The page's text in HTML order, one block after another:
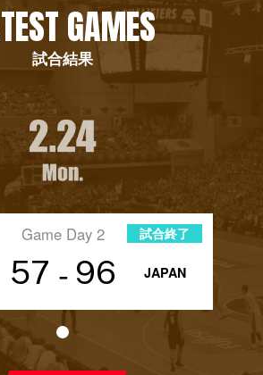
GAMES
試合結果
Game Day 2
57 - 96 JAPAN
試合終了